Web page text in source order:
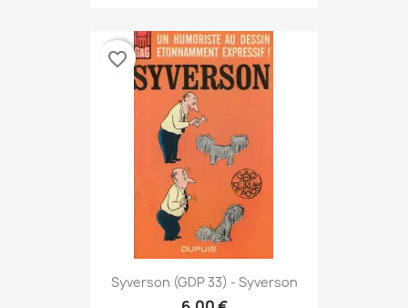
Syverson (GDP 33) - Syverson
favorite_border